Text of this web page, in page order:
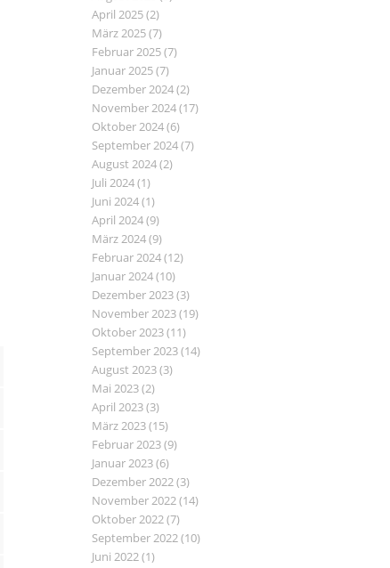
April 2025(2)
März 2025(7)
Februar 2025(7)
Januar 2025(7)
Dezember 2024(2)
November 2024(17)
Oktober 2024(6)
September 2024(7)
August 2024(2)
Juli 2024(1)
Juni 2024(1)
April 2024(9)
März 2024(9)
Februar 2024(12)
Januar 2024(10)
Dezember 2023(3)
November 2023(19)
Oktober 2023(11)
September 2023(14)
August 2023(3)
Mai 2023(2)
April 2023(3)
März 2023(15)
Februar 2023(9)
Januar 2023(6)
Dezember 2022(3)
November 2022(14)
Oktober 2022(7)
September 2022(10)
Juni 2022(1)